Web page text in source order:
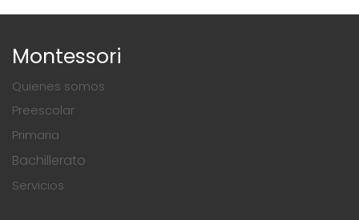
Montessori
Quienes somos
Preescolar
Primaria
Bachillerato
Servicios